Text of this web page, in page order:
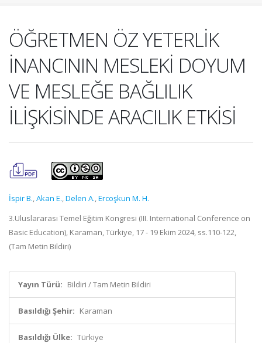
ÖĞRETMEN ÖZ YETERLİK
İNANCININ MESLEKİ DOYUM
VE MESLEĞE BAĞLILIK
İLİŞKİSİNDE ARACILIK ETKİSİ
İspir B.,Akan E.,Delen A.,Ercoşkun M. H.
3.Uluslararası Temel Eğitim Kongresi (III. International Conference on
Basic Education), Karaman, Türkiye, 17 - 19 Ekim 2024, ss.110-122,
(Tam Metin Bildiri)
Yayın Türü: Bildiri / Tam Metin Bildiri
Basıldığı Şehir: Karaman
Basıldığı Ülke: Türkiye